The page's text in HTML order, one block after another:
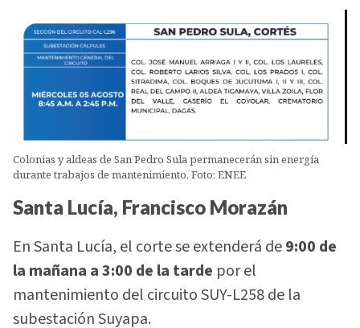
Colonias y aldeas de San Pedro Sula permanecerán sin energía
durante trabajos de mantenimiento. Foto: ENEE
Santa Lucía, Francisco Morazán
En Santa Lucía, el corte se extenderá de9:00 de
la mañana a 3:00 de la tarde por el
mantenimiento del circuito SUY-L258 de la
subestación Suyapa.